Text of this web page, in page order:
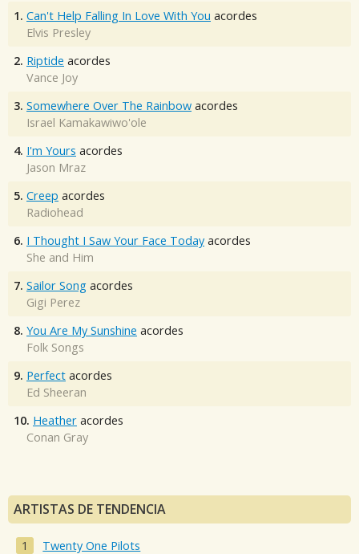
1. Can't Help Falling In Love With You acordes
Elvis Presley
2. Riptide acordes
Vance Joy
3. Somewhere Over The Rainbow acordes
Israel Kamakawiwo'ole
4. I'm Yours acordes
Jason Mraz
5. Creep acordes
Radiohead
6. I Thought I Saw Your Face Today acordes
She and Him
7. Sailor Song acordes
Gigi Perez
8. You Are My Sunshine acordes
Folk Songs
9. Perfect acordes
Ed Sheeran
10. Heather acordes
Conan Gray
ARTISTAS DE TENDENCIA
Twenty One Pilots